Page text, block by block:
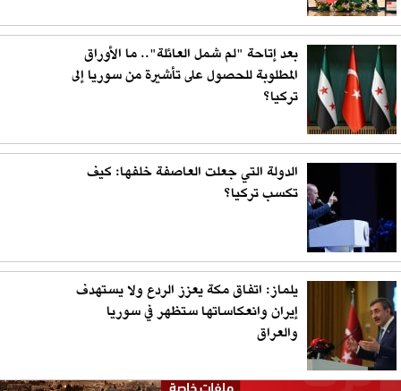
بعد إتاحة "لم شمل العائلة".. ما الأوراق
المطلوبة للحصول على تأشيرة من سوريا إلى
تركيا؟
الدولة التي جعلت العاصفة خلفها: كيف
تكسب تركيا؟
يلماز: اتفاق مكة يعزز الردع ولا يستهدف
إيران وانعكاساتها ستظهر في سوريا
والعراق